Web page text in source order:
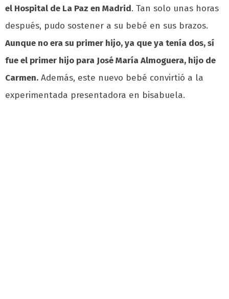
el Hospital de La Paz en Madrid. Tan solo unas horas
después, pudo sostener a su bebé en sus brazos.
Aunque no era su primer hijo, ya que ya tenía dos, sí
fue el primer hijo para José María Almoguera, hijo de
Carmen. Además, este nuevo bebé convirtió a la
experimentada presentadora en bisabuela.